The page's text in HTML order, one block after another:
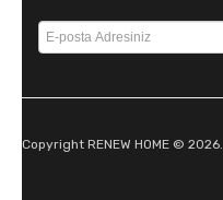
Copyright RENEW HOME © 2026.